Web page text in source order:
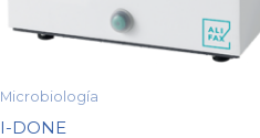
Microbiología
I-DONE